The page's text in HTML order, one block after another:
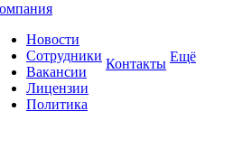
Новости
Сотрудники
Вакансии
Лицензии
Политика
Контакты Ещё